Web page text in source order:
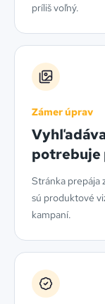
príliš voľný.
Zámer úprav
Stránka prepája
sú produktové
kampaní.